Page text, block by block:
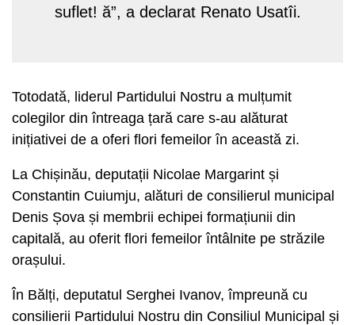
suflet! ă”, a declarat Renato Usatîi.
Totodată, liderul Partidului Nostru a mulțumit
colegilor din întreaga țară care s-au alăturat
inițiativei de a oferi flori femeilor în această zi.
La Chișinău, deputații Nicolae Margarint și
Constantin Cuiumju, alături de consilierul municipal
Denis Șova și membrii echipei formațiunii din
capitală, au oferit flori femeilor întâlnite pe străzile
orașului.
În Bălți, deputatul Serghei Ivanov, împreună cu
consilierii Partidului Nostru din Consiliul Municipal și